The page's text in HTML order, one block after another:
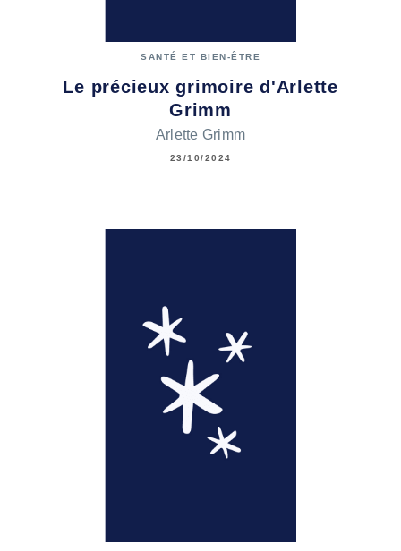
SANTÉ ET BIEN-ÊTRE
Le précieux grimoire d'Arlette
Grimm
Arlette Grimm
23/10/2024